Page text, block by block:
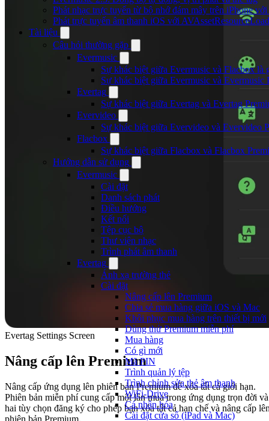
Phát nhạc trực tuyến từ bộ nhớ đám mây trên iPhone
Phát trực tuyến âm thanh iOS với
Tài liệu
Câu hỏi thường gặp
Evermusic
Sự khác biệt giữa Evermusic và Flacbox là
Sự khác biệt giữa Evermusic và Evermusic
Evertag
Sự khác biệt giữa Evertag và Evertag
Evervideo
Sự khác biệt giữa Evervideo và Evervideo
Flacbox
Sự khác biệt giữa Flacbox và Flacbox
Hướng dẫn sử dụng
Evermusic
Cài đặt
Danh sách phát
Điều hướng
Kết nối
Tệp cục bộ
Thư viện nhạc
Trình phát âm thanh
Evertag
Ánh xạ trường thẻ
Cài đặt
Nâng cấp lên Premium
Chia sẻ mua hàng giữa iOS và Mac
Khôi phục mua hàng trên thiết bị mới
Dùng thử Premium miễn phí
Mua hàng
Có gì mới
Mã PIN
Trình quản lý tệp
Trình chỉnh sửa thẻ âm thanh
WiFi-Drive
Cá nhân hóa
Cài đặt cửa sổ (iPad và Mac)
Evertag Settings Screen
Nâng cấp lên Premium
Nâng cấp ứng dụng lên phiên bản Premium để xóa tất cả giới hạn.
Phiên bản miễn phí cung cấp một lần mua trong ứng dụng trọn đời và
hai tùy chọn đăng ký cho phép bạn xóa tất cả hạn chế và nâng cấp
phiên bản Premium.